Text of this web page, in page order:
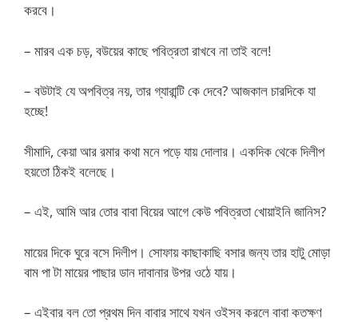
করবে।
– মারব এক চড়, বউয়ের কাছে পবিত্রতা রাখবে না তাই বলে!
– বউটাই যে অপবিত্র নয়, তার গ্যারান্টি কে দেবে? আজকাল চারদিকে যা
হচ্ছে!
সীমাদি, কেয়া আর রমার কথা মনে পড়ে যায় দোলার। একদিক থেকে দিলীপ
হয়তো ঠিকই বলেছে।
– এই, আমি আর তোর বাবা বিয়ের আগে কেউ পবিত্রতা খোয়াইনি জানিস?
মায়ের দিকে ঘুরে বসে দিলীপ। সোফায় কাছাকাছি বসার জন্য তার হাটু মোড়া
বাম পা টা মায়ের পাছার ডান দাবানার উপর ওঠে যায়।
– এইবার বল তো প্রথম দিন বাবার সাথে যখন ওইসব করলে বাবা কতক্ষণ